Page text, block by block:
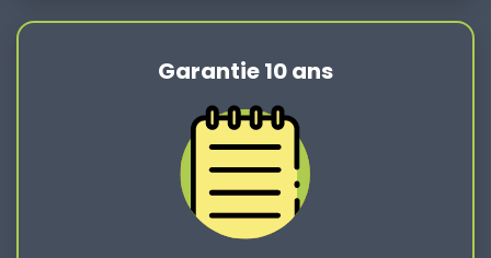
Garantie 10 ans